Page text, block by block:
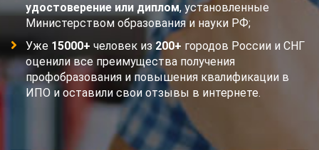
удостоверение или диплом, установленные
Министерством образования и науки РФ;
Уже 15000+ человек из 200+ городов России и СНГ
оценили все преимущества получения
профобразования и повышения квалификации в
ИПО и оставили свои отзывы в интернете.